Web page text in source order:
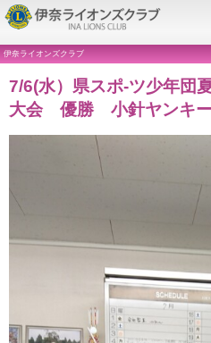
伊奈ライオンズクラブ
7/6(水）県スポ-ツ少年団
大会 優勝 小針ヤンキ